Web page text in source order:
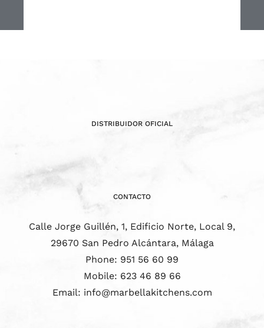
DISTRIBUIDOR OFICIAL
CONTACTO
Calle Jorge Guillén, 1, Edificio Norte, Local 9,
29670 San Pedro Alcántara, Málaga
Phone: 951 56 60 99
Mobile: 623 46 89 66
Email: info@marbellakitchens.com